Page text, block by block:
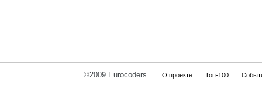
©2009 Eurocoders. О проекте Топ-100